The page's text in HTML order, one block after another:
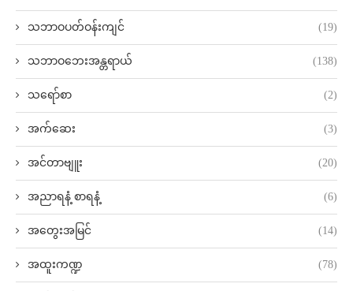
သဘာဝပတ်ဝန်းကျင် (19)
သဘာဝဘေးအန္တရာယ် (138)
သရော်စာ (2)
အက်ဆေး (3)
အင်တာဗျူး (20)
အညာရနံ့ စာရနံ့ (6)
အတွေးအမြင် (14)
အထူးကဏ္ဍ (78)